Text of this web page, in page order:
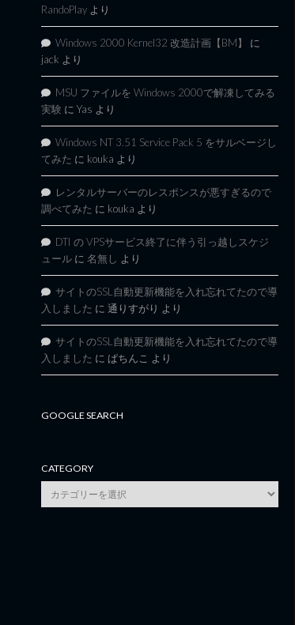
RandoPlay より
Windows 2000 Kernel32 改造計画【BM】
に
jack より
MSU ファイルを Windows 2000で解凍してみる
実験 に Yas より
Windows NT 3.51 Service Pack 5 をサルベージし
てみた に kouka より
レンタルサーバーのレスポンスが悪すぎるので
調べてみた に kouka より
DTI の VPSサービス終了に伴う引っ越しスケジ
ュール に 名無し より
サイトのSSL自動更新機能を入れ忘れてたので導
入しました に 通りすがり より
サイトのSSL自動更新機能を入れ忘れてたので導
入しました に ぱちんこ より
GOOGLE SEARCH
CATEGORY
category